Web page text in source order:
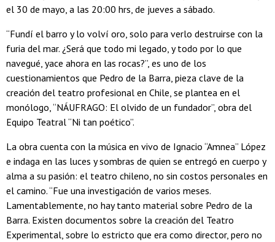
el 30 de mayo, a las 20:00 hrs, de jueves a sábado.
“Fundí el barro y lo volví oro, solo para verlo destruirse con la
furia del mar. ¿Será que todo mi legado, y todo por lo que
navegué, yace ahora en las rocas?”, es uno de los
cuestionamientos que Pedro de la Barra, pieza clave de la
creación del teatro profesional en Chile, se plantea en el
monólogo, “NÁUFRAGO: El olvido de un fundador”, obra del
Equipo Teatral “Ni tan poético”.
La obra cuenta con la música en vivo de Ignacio “Amnea” López
e indaga en las luces y sombras de quien se entregó en cuerpo y
alma a su pasión: el teatro chileno, no sin costos personales en
el camino. “Fue una investigación de varios meses.
Lamentablemente, no hay tanto material sobre Pedro de la
Barra. Existen documentos sobre la creación del Teatro
Experimental, sobre lo estricto que era como director, pero no